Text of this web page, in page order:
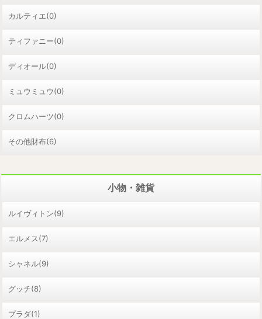
カルティエ(0)
ティファニー(0)
ディオール(0)
ミュウミュウ(0)
クロムハーツ(0)
その他財布(6)
小物・雑貨
ルイヴィトン(9)
エルメス(7)
シャネル(9)
グッチ(8)
プラダ(1)